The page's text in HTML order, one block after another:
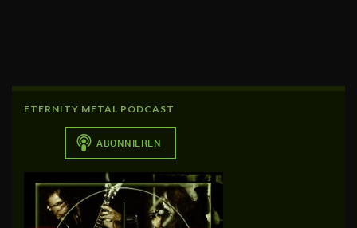
ETERNITY METAL PODCAST